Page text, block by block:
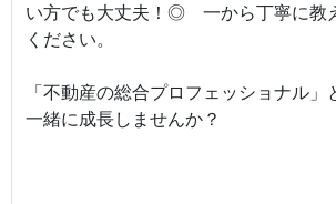
い方でも大丈夫！◎ 一から丁寧に教
ください。
「不動産の総合プロフェッショナル」
一緒に成長しませんか？